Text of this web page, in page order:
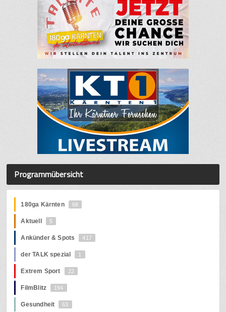
Programmübersicht
180ga Kärnten 68
Aktuell 5
Ankünder & Spots 417
der TALK spezial 1
Extrem Sport 22
FilmBlitz 194
Gesundheit 63